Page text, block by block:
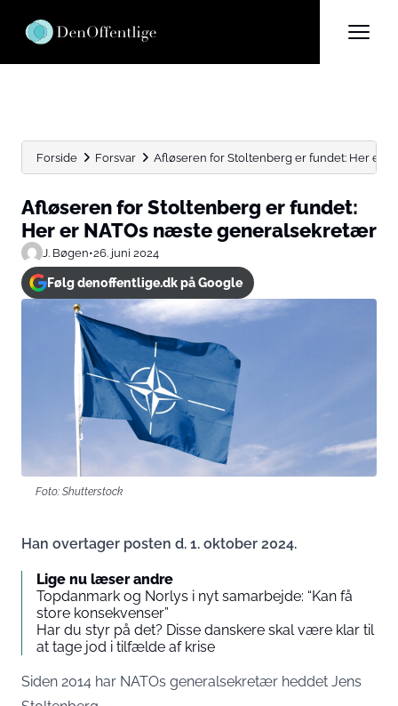
Forside Forsvar Afløseren for Stoltenberg er fundet: Her er
Afløseren for Stoltenberg er fundet:
Her er NATOs næste generalsekretær
J. Bøgen•26. juni 2024
Følg denoffentlige.dk på Google
Foto: Shutterstock
Han overtager posten d. 1. oktober 2024.
Lige nu læser andre
Topdanmark og Norlys i nyt samarbejde: “Kan få
store konsekvenser”
Har du styr på det? Disse danskere skal være klar til
at tage jod i tilfælde af krise
Siden 2014 har NATOs generalsekretær heddet Jens